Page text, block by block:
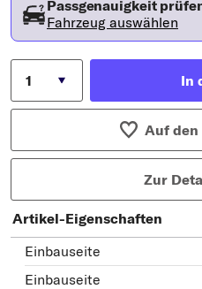
Passgenauigkeit
Fahrzeug auswählen
In
Auf
Zur
Artikel-Eigenschaften
Einbauseite
Einbauseite